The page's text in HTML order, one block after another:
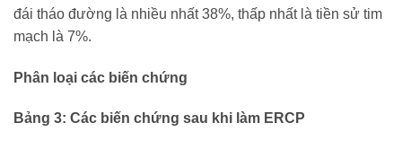
đái tháo đường là nhiều nhất 38%, thấp nhất là tiền sử tim
mạch là 7%.
Phân loại các biến chứng
Bảng 3: Các biến chứng sau khi làm ERCP